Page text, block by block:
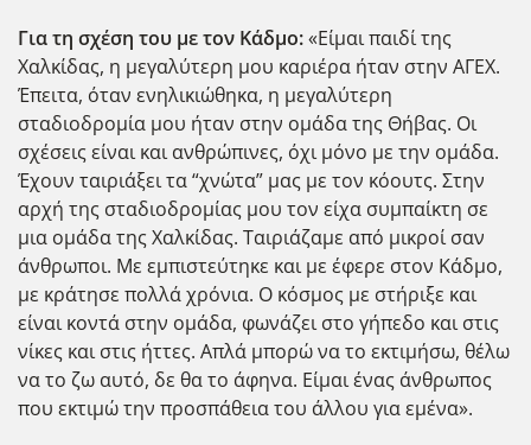
Για τη σχέση του με τον Κάδμο:«Είμαι παιδί της
Χαλκίδας, η μεγαλύτερη μου καριέρα ήταν στην ΑΓΕΧ.
Έπειτα, όταν ενηλικιώθηκα, η μεγαλύτερη
σταδιοδρομία μου ήταν στην ομάδα της Θήβας. Οι
σχέσεις είναι και ανθρώπινες, όχι μόνο με την ομάδα.
Έχουν ταιριάξει τα “χνώτα” μας με τον κόουτς. Στην
αρχή της σταδιοδρομίας μου τον είχα συμπαίκτη σε
μια ομάδα της Χαλκίδας. Ταιριάζαμε από μικροί σαν
άνθρωποι. Με εμπιστεύτηκε και με έφερε στον Κάδμο,
με κράτησε πολλά χρόνια. Ο κόσμος με στήριξε και
είναι κοντά στην ομάδα, φωνάζει στο γήπεδο και στις
νίκες και στις ήττες. Απλά μπορώ να το εκτιμήσω, θέλω
να το ζω αυτό, δε θα το άφηνα. Είμαι ένας άνθρωπος
που εκτιμώ την προσπάθεια του άλλου για εμένα».